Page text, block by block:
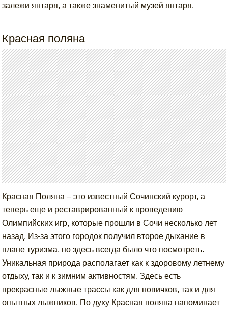
залежи янтаря, а также знаменитый музей янтаря.
Красная поляна
Красная Поляна – это известный Сочинский курорт, а
теперь еще и реставрированный к проведению
Олимпийских игр, которые прошли в Сочи несколько лет
назад. Из-за этого городок получил второе дыхание в
плане туризма, но здесь всегда было что посмотреть.
Уникальная природа располагает как к здоровому летнему
отдыху, так и к зимним активностям. Здесь есть
прекрасные лыжные трассы как для новичков, так и для
опытных лыжников. По духу Красная поляна напоминает